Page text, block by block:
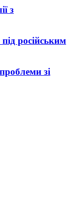
з
російським
зі